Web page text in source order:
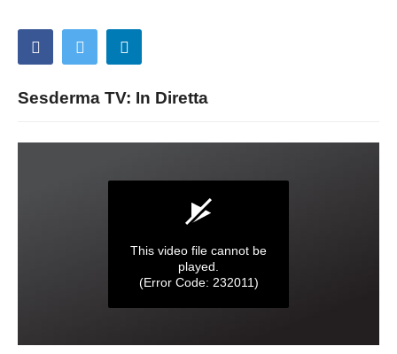
Sesderma TV: In Diretta